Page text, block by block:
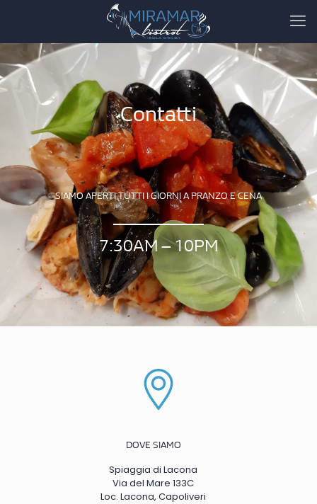
Contatti
SIAMO APERTI TUTTI I GIORNI A PRANZO E CENA
7:30AM – 10PM
DOVE SIAMO
Spiaggia di Lacona
Via del Mare 133C
Loc. Lacona, Capoliveri